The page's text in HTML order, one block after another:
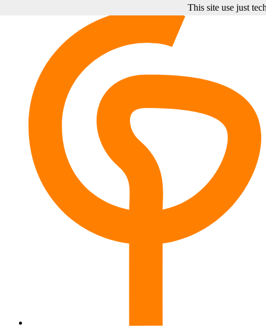
This site use just